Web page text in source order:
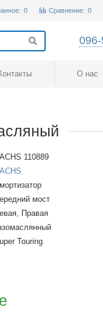
Сравнение: 0
0
О нас
110889
мост
Правая
Touring